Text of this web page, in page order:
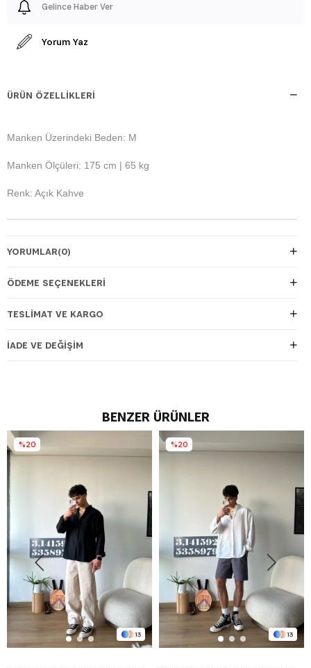
Gelince Haber Ver
Yorum Yaz
ÜRÜN ÖZELLIKLERI
Manken Üzerindeki Beden: M
Manken Ölçüleri: 175 cm | 65 kg
Renk: Açık Kahve
YORUMLAR(0)
ÖDEME SEÇENEKLERI
TESLIMAT VE KARGO
İADE VE DEĞIŞIM
BENZER ÜRÜNLER
13
%20
13
%20